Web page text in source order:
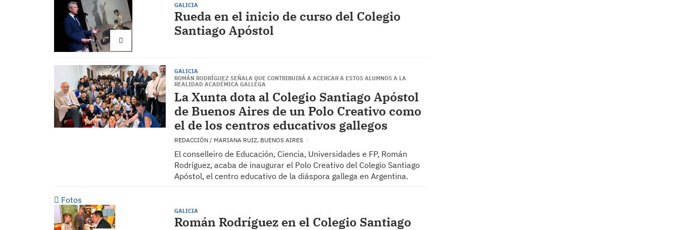
GALICIA
Rueda en el inicio de curso del Colegio
Santiago Apóstol
GALICIA
ROMÁN RODRÍGUEZ SEÑALA QUE CONTRIBUIRÁ A ACERCAR A ESTOS ALUMNOS A LA
REALIDAD ACADÉMICA GALLEGA
La Xunta dota al Colegio Santiago Apóstol
de Buenos Aires de un Polo Creativo como
el de los centros educativos gallegos
REDACCIÓN / MARIANA RUIZ, BUENOS AIRES
El conselleiro de Educación, Ciencia, Universidades e FP, Román
Rodríguez, acaba de inaugurar el Polo Creativo del Colegio Santiago
Apóstol, el centro educativo de la diáspora gallega en Argentina.
Fotos
GALICIA
Román Rodríguez en el Colegio Santiago